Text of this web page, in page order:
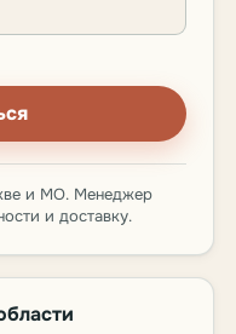
и МО. Менеджер
и доставку.